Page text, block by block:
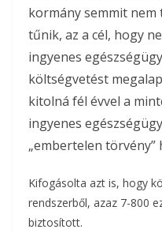
kormány semmit
tűnik, az a cél, hogy
ingyenes
költségvetést
kitolná fél évvel a
ingyenes
„embertelen törvény”
Kifogásolta azt is, hogy
rendszerből, azaz 7-800
biztosított.